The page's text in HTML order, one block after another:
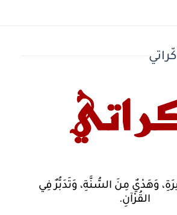
وَهَدْيٌ مِنَ السُّنَّةِ، وَتَدَبُّرٌ فِي
القُرْآنِ.